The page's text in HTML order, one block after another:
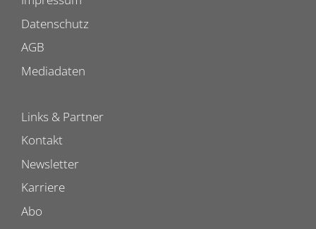
Datenschutz
AGB
Mediadaten
Links & Partner
Kontakt
Newsletter
Karriere
Abo